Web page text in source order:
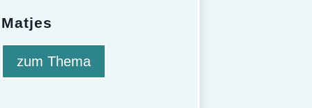
Matjes
zum Thema